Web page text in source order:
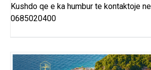
Kushdo qe e ka humbur te kontaktoje
0685020400